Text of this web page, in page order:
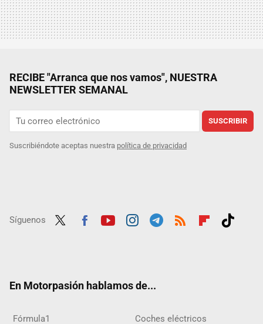
RECIBE "Arranca que nos vamos", NUESTRA
NEWSLETTER SEMANAL
SUSCRIBIR
Suscribiéndote aceptas nuestra política de privacidad
Síguenos
En Motorpasión hablamos de...
Fórmula1 Coches eléctricos